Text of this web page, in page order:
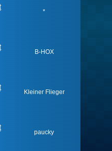
*
B-HOX
Kleiner Flieger
paucky